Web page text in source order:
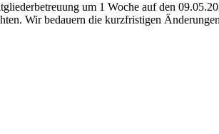
um 1 Woche auf den
Wir bedauern die kurzfristigen